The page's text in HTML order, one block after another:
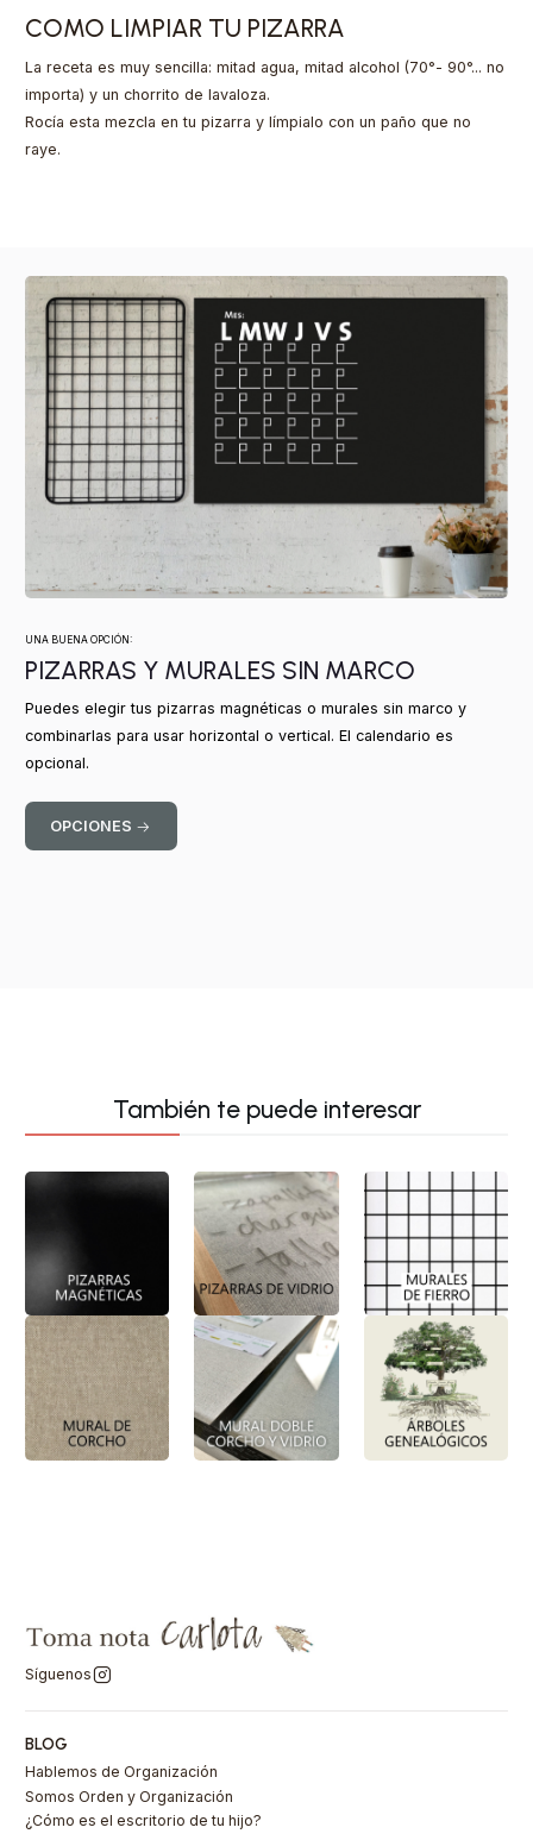
COMO LIMPIAR TU PIZARRA
La receta es muy sencilla: mitad agua, mitad alcohol (70°- 90°... no
importa) y un chorrito de lavaloza.
Rocía esta mezcla en tu pizarra y límpialo con un paño que no
raye.
UNA BUENA OPCIÓN:
PIZARRAS Y MURALES SIN MARCO
Puedes elegir tus pizarras magnéticas o murales sin marco y
combinarlas para usar horizontal o vertical. El calendario es
opcional.
OPCIONES
También te puede interesar
Síguenos
BLOG
Hablemos de Organización
Somos Orden y Organización
¿Cómo es el escritorio de tu hijo?